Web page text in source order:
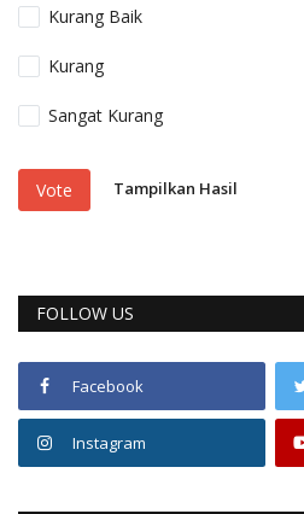
Kurang Baik
Kurang
Sangat Kurang
Vote Tampilkan Hasil
FOLLOW US
Facebook
Instagram